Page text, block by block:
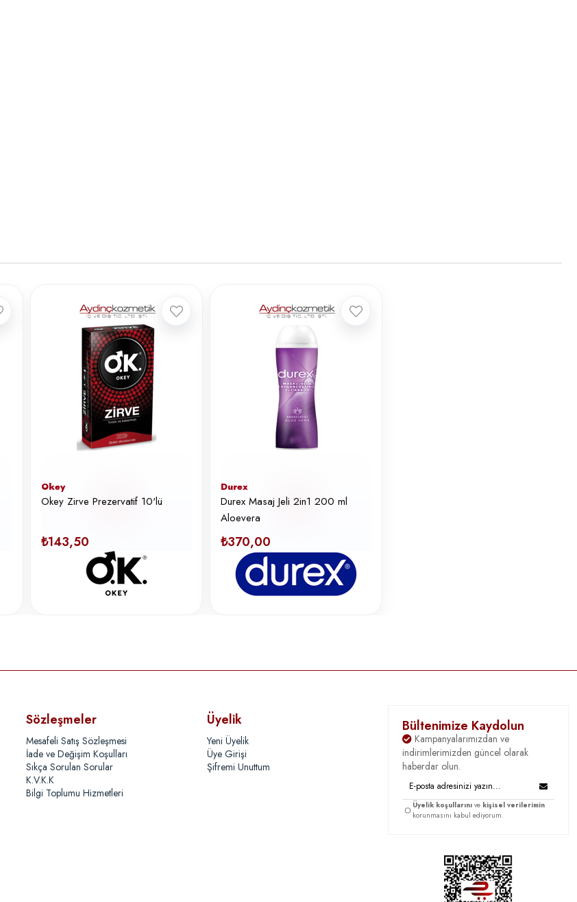
Okey
Okey Zirve Prezervatif 10'lü
₺143,50
Durex
Durex Masaj Jeli 2in1 200 ml
Aloevera
₺370,00
Sözleşmeler
Mesafeli Satış Sözleşmesi
İade ve Değişim Koşulları
Sıkça Sorulan Sorular
K.V.K.K
Bilgi Toplumu Hizmetleri
Üyelik
Yeni Üyelik
Üye Girişi
Şifremi Unuttum
Bültenimize Kaydolun
Kampanyalarımızdan ve
indirimlerimizden güncel olarak
haberdar olun.
Üyelik koşullarını ve kişisel verilerimin
korunmasını kabul ediyorum.